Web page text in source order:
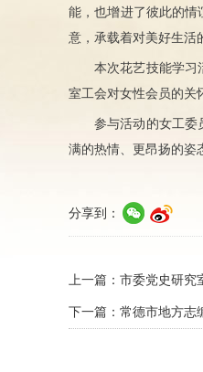
能，也增进了彼此的
意，承载着对美好生活
本次花艺技能学习
室工会对女性会员的关
参与活动的女工委
满的热情、更昂扬的姿
分享到：
上一篇： 市委党史研究
下一篇： 常德市地方志